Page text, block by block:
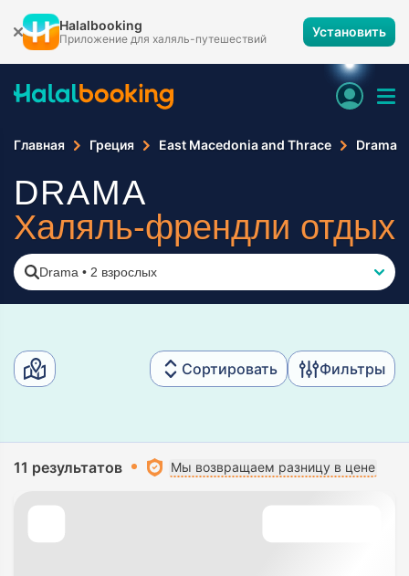
Halalbooking
Приложение для халяль-путешествий Установить
Главная Греция East Macedonia and Thrace Drama
DRAMA
Халяль-френдли отдых
Drama • 2 взрослых
Сортировать Фильтры
11 результатов Мы возвращаем разницу в цене